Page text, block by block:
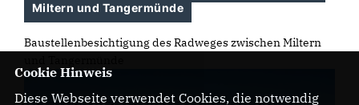
Miltern und Tangermünde
Baustellenbesichtigung des Radweges zwischen Miltern
Cookie Hinweis
Diese Webseite verwendet Cookies, die notwendig